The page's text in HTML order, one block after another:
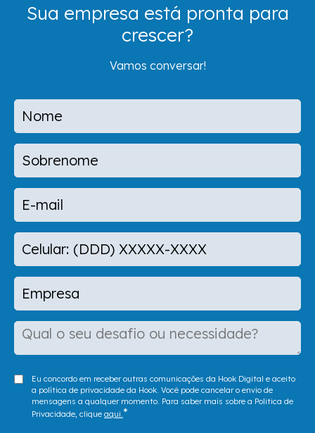
Sua empresa está pronta para
crescer?
Vamos conversar!
Eu concordo em receber outras comunicações da Hook Digital e aceito
a política de privacidade da Hook. Você pode cancelar o envio de
mensagens a qualquer momento. Para saber mais sobre a Politica de
Privacidade, clique aqui. *